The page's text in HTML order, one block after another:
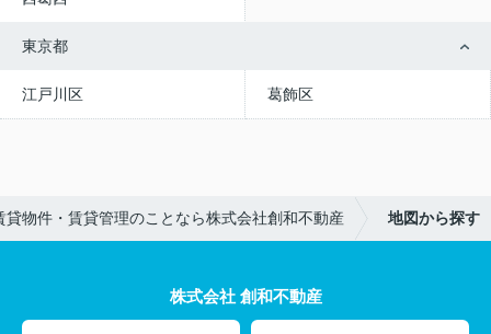
東京都
江戸川区 葛飾区
貸物件・賃貸管理のことなら株式会社創和不動産 地図から探す
株式会社 創和不動産